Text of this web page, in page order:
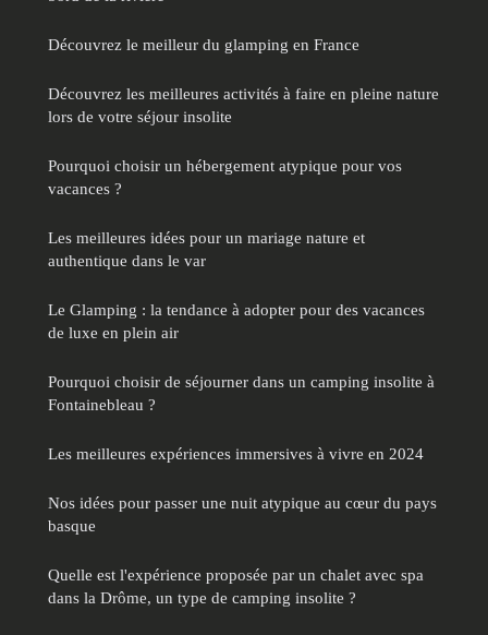
Découvrez le meilleur du glamping en France
Découvrez les meilleures activités à faire en pleine nature
lors de votre séjour insolite
Pourquoi choisir un hébergement atypique pour vos
vacances ?
Les meilleures idées pour un mariage nature et
authentique dans le var
Le Glamping : la tendance à adopter pour des vacances
de luxe en plein air
Pourquoi choisir de séjourner dans un camping insolite à
Fontainebleau ?
Les meilleures expériences immersives à vivre en 2024
Nos idées pour passer une nuit atypique au cœur du pays
basque
Quelle est l'expérience proposée par un chalet avec spa
dans la Drôme, un type de camping insolite ?